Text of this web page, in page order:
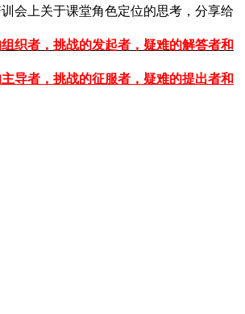
会上关于课堂角色定位的思考，分享给
织者，挑战的发起者，疑难的解答者和
导者，挑战的征服者，疑难的提出者和